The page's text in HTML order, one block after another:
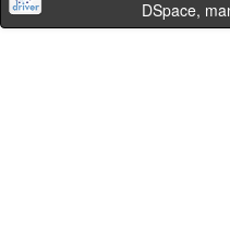
DSpace,